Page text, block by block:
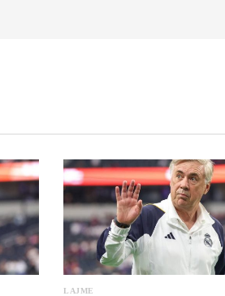
LAJME